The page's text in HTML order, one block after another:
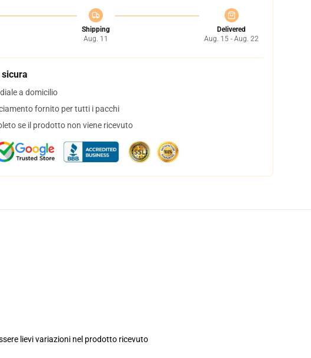
Shipping
Aug. 11
Delivered
Aug. 15 - Aug. 22
a domicilio
fornito per tutti i pacchi
se il prodotto non viene ricevuto
lievi variazioni nel prodotto ricevuto